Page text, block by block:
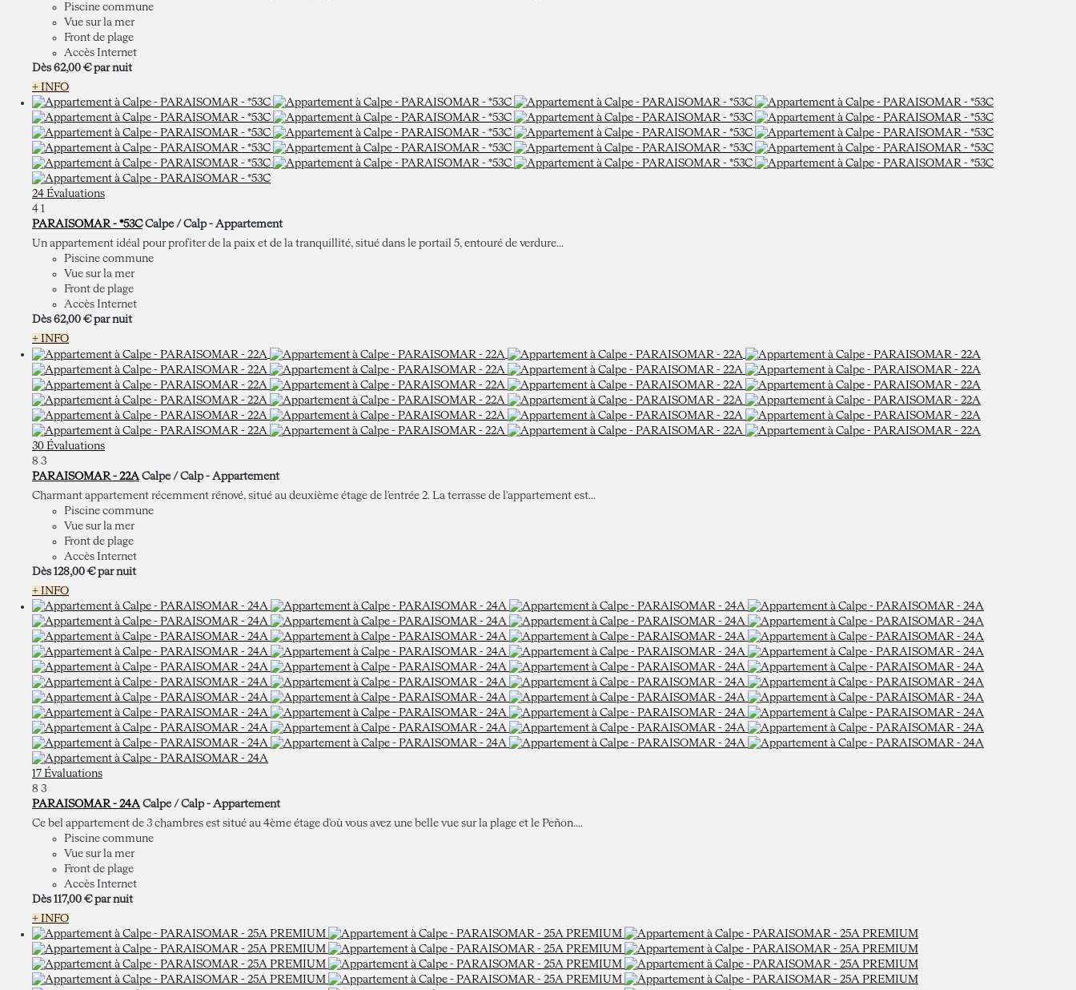
Piscine commune
Vue sur la mer
Front de plage
Accès Internet
Dès 62,00 € par nuit
+ INFO
24 Évaluations
4 1
PARAISOMAR - *53C Calpe / Calp - Appartement
Un appartement idéal pour profiter de la paix et de la tranquillité, situé dans le portail 5, entouré de verdure...
Piscine commune
Vue sur la mer
Front de plage
Accès Internet
Dès 62,00 € par nuit
+ INFO
30 Évaluations
8 3
PARAISOMAR - 22A Calpe / Calp - Appartement
Charmant appartement récemment rénové, situé au deuxième étage de l'entrée 2. La terrasse de l'appartement est...
Piscine commune
Vue sur la mer
Front de plage
Accès Internet
Dès 128,00 € par nuit
+ INFO
17 Évaluations
8 3
PARAISOMAR - 24A Calpe / Calp - Appartement
Ce bel appartement de 3 chambres est situé au 4ème étage d'où vous avez une belle vue sur la plage et le Peñon....
Piscine commune
Vue sur la mer
Front de plage
Accès Internet
Dès 117,00 € par nuit
+ INFO